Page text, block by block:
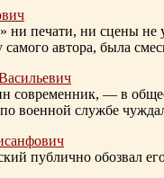
ни печати, ни сцены
самого автора, была
— в
военной службе
публично обозвал